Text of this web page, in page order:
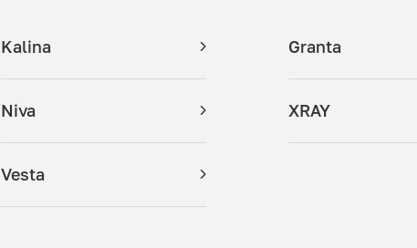
Kalina Granta
Niva XRAY
Vesta